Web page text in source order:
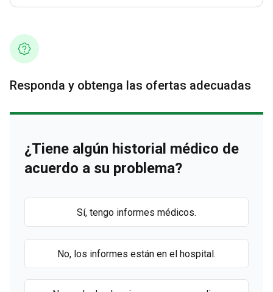
Responda y obtenga las ofertas adecuadas
¿Tiene algún historial médico de
acuerdo a su problema?
Sí, tengo informes médicos.
No, los informes están en el hospital.